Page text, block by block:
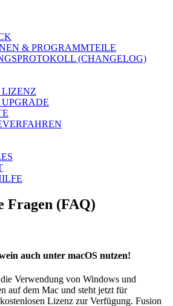
& PROGRAMMTEILE
(CHANGELOG)
LIZENZ
UPGRADE
Fragen (FAQ)
auch unter macOS nutzen!
Verwendung von Windows und
auf dem Mac und steht jetzt für
Lizenz zur Verfügung. Fusion